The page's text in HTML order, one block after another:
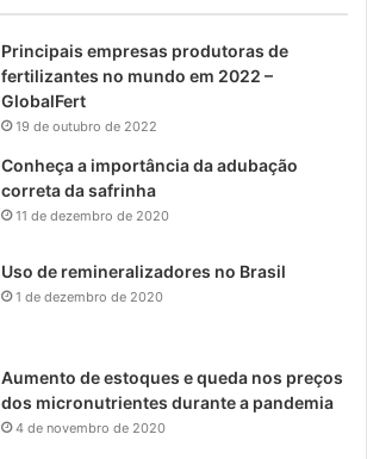
Principais empresas produtoras de
fertilizantes no mundo em 2022 –
GlobalFert
19 de outubro de 2022
Conheça a importância da adubação
correta da safrinha
11 de dezembro de 2020
Uso de remineralizadores no Brasil
1 de dezembro de 2020
Aumento de estoques e queda nos preços
dos micronutrientes durante a pandemia
4 de novembro de 2020